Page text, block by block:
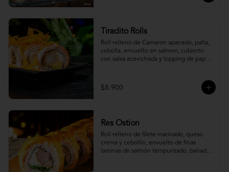
Tiradito Rolls
Roll relleno de Camaron apanado, palta,
cebolla, envuelto en salmon, cubierto
con salsa acevichada y topping de papa
$8.900
Res Ostion
Roll relleno de filete marinado, queso
crema y cebollín, envuelto de finas
laminas de salmón tempurizado, bañada